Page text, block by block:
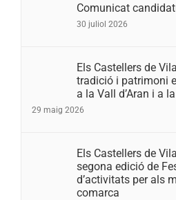
Comunicat
30 juliol 2026
Els Castellers de
tradició i patrimoni
a la Vall d’Aran i a
29 maig 2026
Els Castellers de
segona edició de
d’activitats per als
comarca